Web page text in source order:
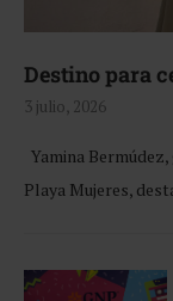
Destino para
3 julio, 2026
Yamina
Playa Mujeres,